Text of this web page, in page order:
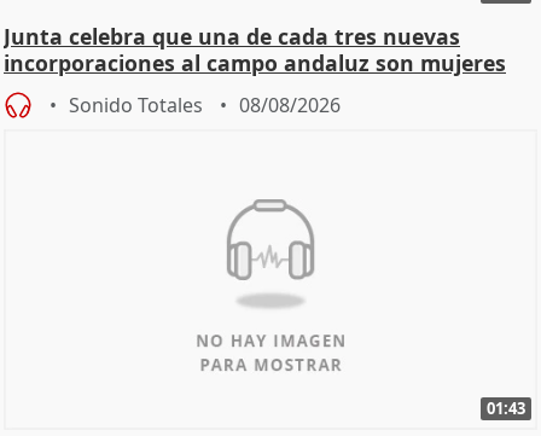
Junta celebra que una de cada tres nuevas
incorporaciones al campo andaluz son mujeres
jóvenes
Sonido Totales 08/08/2026
01:43